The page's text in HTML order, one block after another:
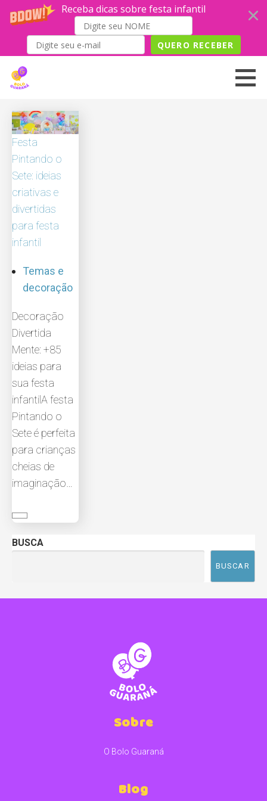
Receba dicas sobre festa infantil
QUERO RECEBER
content
Festa
Pintando o
Sete: ideias
criativas e
divertidas
para festa
infantil
Temas e
decoração
Decoração
Divertida
Mente: +85
ideias para
sua festa
infantilA festa
Pintando o
Sete é perfeita
para crianças
cheias de
imaginação…
BUSCA
BUSCAR
Sobre
O Bolo Guaraná
Blog